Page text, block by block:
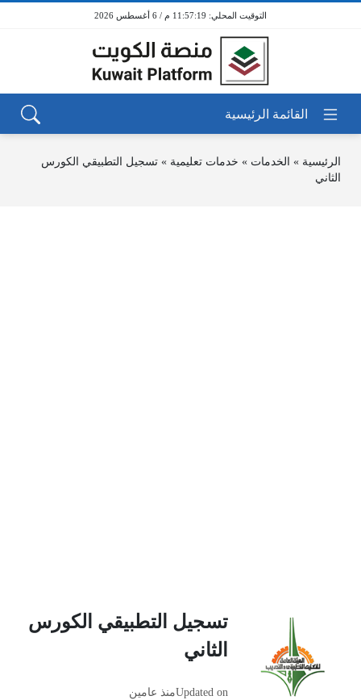
11:57:19 م / 6 أغسطس 2026
الرئيسية » الخدمات » خدمات تعليمية » تسجيل التطبيقي الكورس
الثاني
تسجيل التطبيقي الكورس
الثاني
Updated onمنذ عامين